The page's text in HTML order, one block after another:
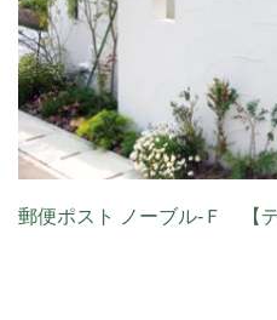
郵便ポスト ノーブル‐Ｆ 【